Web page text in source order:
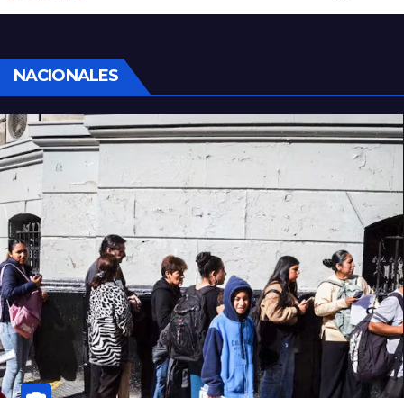
sociales y sindicales
NACIONALES